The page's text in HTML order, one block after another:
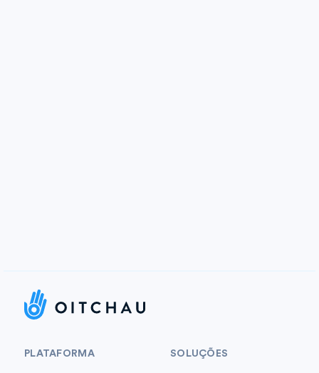
PLATAFORMA SOLUÇÕES